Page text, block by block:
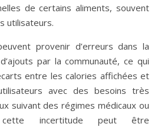
de certains aliments, souvent
utilisateurs.
provenir d’erreurs dans la
par la communauté, ce qui
entre les calories affichées et
avec des besoins très
suivant des régimes médicaux ou
incertitude peut être